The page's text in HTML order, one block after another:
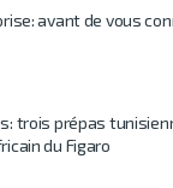
avant de vous
trois prépas
du Figaro